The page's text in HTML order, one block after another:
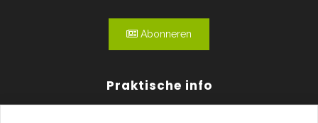
Abonneren
Praktische info